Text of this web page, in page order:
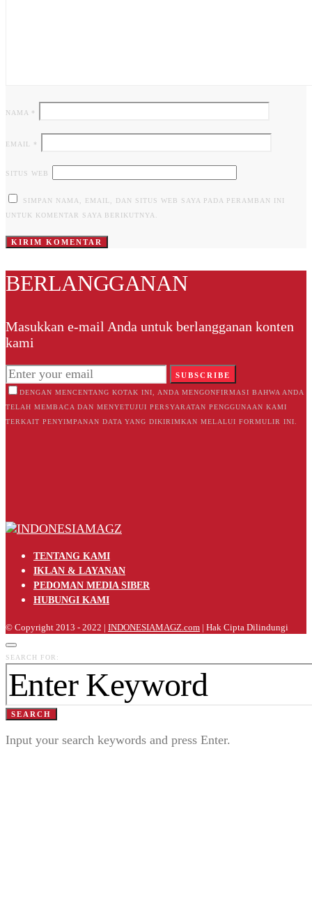
NAMA *
EMAIL *
SITUS WEB
SIMPAN NAMA, EMAIL, DAN SITUS WEB SAYA PADA PERAMBAN INI
UNTUK KOMENTAR SAYA BERIKUTNYA.
BERLANGGANAN
Masukkan e-mail Anda untuk berlangganan konten
kami
SUBSCRIBE
DENGAN MENCENTANG KOTAK INI, ANDA MENGONFIRMASI BAHWA ANDA
TELAH MEMBACA DAN MENYETUJUI PERSYARATAN PENGGUNAAN KAMI
TERKAIT PENYIMPANAN DATA YANG DIKIRIMKAN MELALUI FORMULIR INI.
TENTANG KAMI
IKLAN & LAYANAN
PEDOMAN MEDIA SIBER
HUBUNGI KAMI
© Copyright 2013 - 2022 | INDONESIAMAGZ.com | Hak Cipta Dilindungi
SEARCH FOR:
SEARCH
Input your search keywords and press Enter.